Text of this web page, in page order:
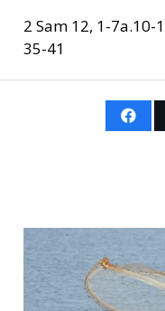
2 Sam 12, 1-7a.10-
35-41